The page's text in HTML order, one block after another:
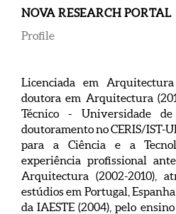
NOVA RESEARCH PORTAL
Profile
Licenciada em
doutora em Arquitectura
Técnico - Universidade
doutoramento no CERIS/IST-
para a Ciência e a
experiência profissional
Arquitectura (2002-2010),
estúdios em Portugal,
da IAESTE (2004), pelo